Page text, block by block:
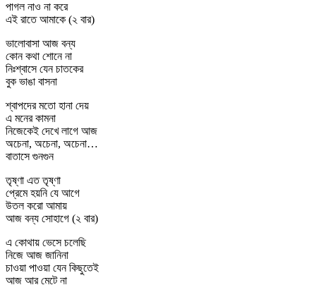
পাগল নাও না করে
এই রাতে আমাকে (২ বার)
ভালোবাসা আজ বন্য
কোন কথা শোনে না
নিঃশ্বাসে যেন চাতকের
বুক ভাঙা বাসনা
শ্বাপদের মতো হানা দেয়
এ মনের কামনা
নিজেকেই দেখে লাগে আজ
অচেনা, অচেনা, অচেনা…
বাতাসে গুনগুন
তৃষ্ণা এত তৃষ্ণা
প্রেমে হয়নি যে আগে
উতল করো আমায়
আজ বন্য সোহাগে (২ বার)
এ কোথায় ভেসে চলেছি
নিজে আজ জানিনা
চাওয়া পাওয়া যেন কিছুতেই
আজ আর মেটে না